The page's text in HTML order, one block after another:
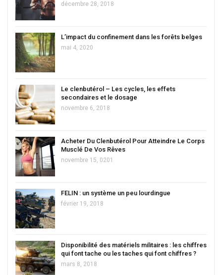
décembre 28, 2018
L’impact du confinement dans les forêts belges
mai 4, 2020
Le clenbutérol – Les cycles, les effets
secondaires et le dosage
novembre 6, 2018
Acheter Du Clenbutérol Pour Atteindre Le Corps
Musclé De Vos Rêves
novembre 15, 0201
FELIN : un système un peu lourdingue
février 19, 2018
Disponibilité des matériels militaires : les chiffres
qui font tache ou les taches qui font chiffres ?
mars 8, 2018